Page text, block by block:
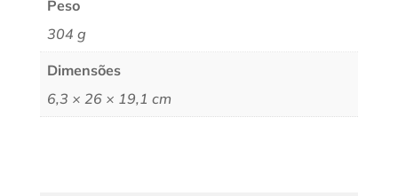
Peso
304 g
Dimensões
6,3 × 26 × 19,1 cm